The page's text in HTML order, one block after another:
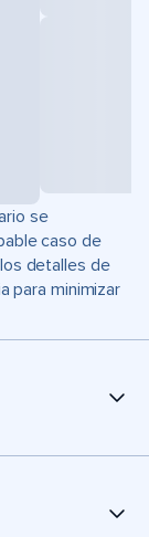
se
caso de
detalles de
para minimizar